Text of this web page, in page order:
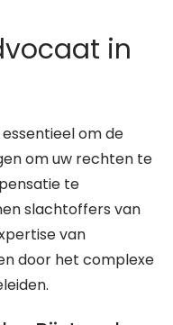
in
om de
om uw rechten te
te
slachtoffers van
van
door het complexe